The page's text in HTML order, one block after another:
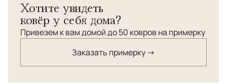
рельефная разноуровневая стрижка шерстяного
ворса относительно шелкового, в дальнейшем -
шерстяной ворс дополнительно затирался каменным
Хотите увидеть
ковёр у себя дома?
Привезем к вам домой до 50 ковров на примерку
Заказать примерку →